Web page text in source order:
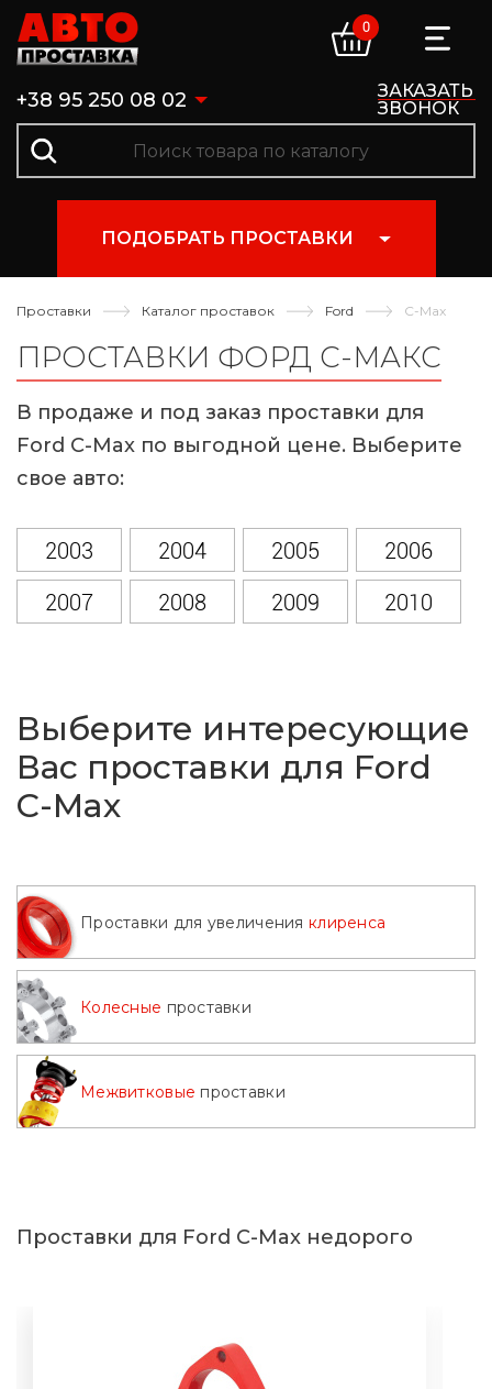
+38 95 250 08 02
ЗАКАЗАТЬ
ЗВОНОК
0
ПОДОБРАТЬ ПРОСТАВКИ
Проставки Каталог проставок Ford C-Max
ПРОСТАВКИ ФОРД С-МАКС
В продаже и под заказ проставки для
Ford C-Max по выгодной цене. Выберите
свое авто:
2003 2004 2005
2006
2007
2008 2009
2010
2019
2020 2021
2022
2023
Выберите интересующие
Вас проставки для Ford
C-Max
Проставки для увеличения клиренса
Колесные проставки
Межвитковые проставки
Проставки для Ford C-Max недорого